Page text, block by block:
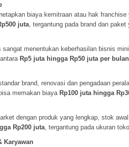
biaya kemitraan atau hak franchise
juta , tergantung pada brand dan paket
sangat menentukan keberhasilan bisnis
Rp5 juta hingga Rp50 juta per bulan
brand, renovasi dan pengadaan
memakan biaya Rp100 juta hingga
dengan produk yang lengkap, stok
Rp200 juta , tergantung pada ukuran toko.
Karyawan